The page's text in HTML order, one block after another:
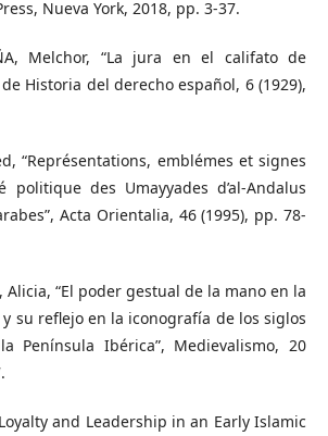
Nueva York, 2018, pp. 3-37.
Melchor, “La jura en el califato de
Historia del derecho español, 6 (1929),
“Représentations, emblémes et signes
politique des Umayyades d’al-Andalus
Acta Orientalia, 46 (1995), pp. 78-
Alicia, “El poder gestual de la mano en la
su reflejo en la iconografía de los siglos
Península Ibérica”, Medievalismo, 20
Loyalty and Leadership in an Early Islamic